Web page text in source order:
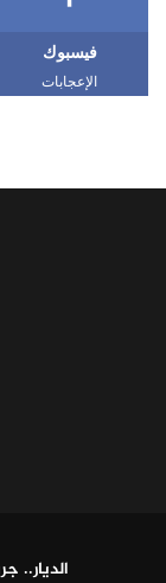
فيسبوك
الإعجابات